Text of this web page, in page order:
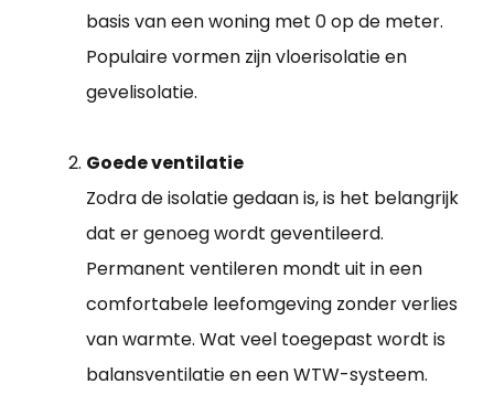
basis van een woning met 0 op de meter.
Populaire vormen zijn vloerisolatie en
gevelisolatie.
Goede ventilatie
Zodra de isolatie gedaan is, is het belangrijk
dat er genoeg wordt geventileerd.
Permanent ventileren mondt uit in een
comfortabele leefomgeving zonder verlies
van warmte. Wat veel toegepast wordt is
balansventilatie en een WTW-systeem.